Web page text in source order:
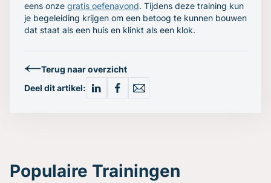
eens onze gratis oefenavond. Tijdens deze training kun
je begeleiding krijgen om een betoog te kunnen bouwen
dat staat als een huis en klinkt als een klok.
Terug naar overzicht
Deel dit artikel:
Populaire Trainingen